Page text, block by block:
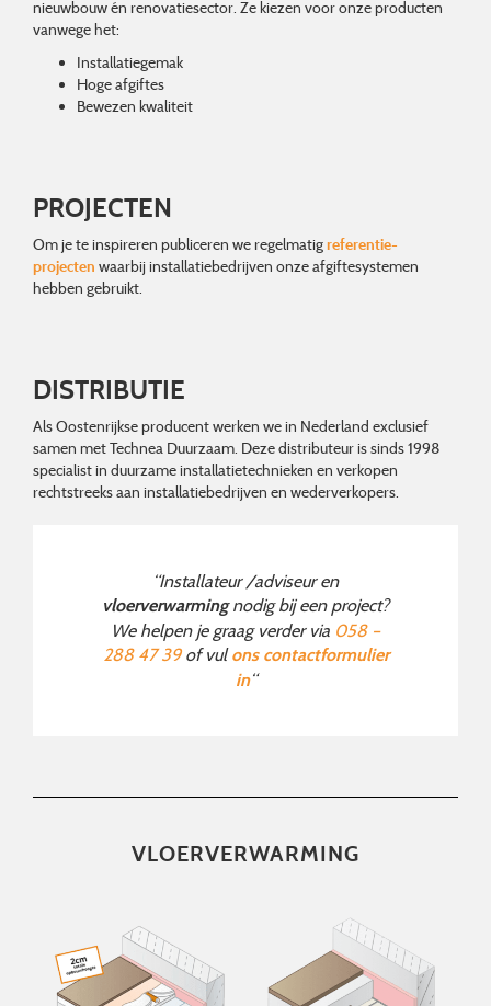
nieuwbouw én renovatiesector. Ze kiezen voor onze producten
vanwege het:
Installatiegemak
Hoge afgiftes
Bewezen kwaliteit
PROJECTEN
Om je te inspireren publiceren we regelmatigreferentie-
projecten waarbij installatiebedrijven onze afgiftesystemen
hebben gebruikt.
DISTRIBUTIE
Als Oostenrijkse producent werken we in Nederland exclusief
samen met Technea Duurzaam. Deze distributeur is sinds 1998
specialist in duurzame installatietechnieken en verkopen
rechtstreeks aan installatiebedrijven en wederverkopers.
“Installateur /adviseur en
vloerverwarmingnodig bij een project?
We helpen je graag verder via 058 –
288 47 39of vulons contactformulier
in“
VLOERVERWARMING